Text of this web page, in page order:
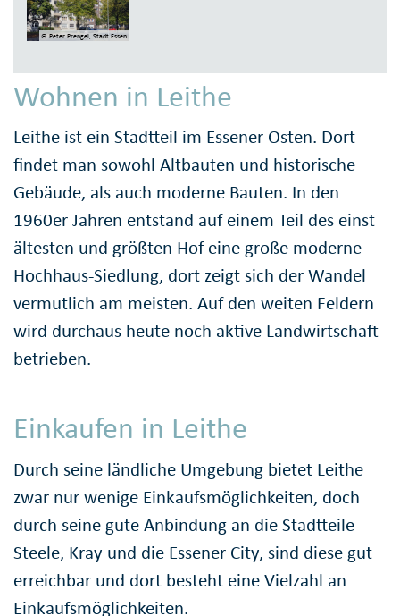
© Peter Prengel, Stadt Essen
Wohnen in Leithe
Leithe ist ein Stadtteil im Essener Osten. Dort
findet man sowohl Altbauten und historische
Gebäude, als auch moderne Bauten. In den
1960er Jahren entstand auf einem Teil des einst
ältesten und größten Hof eine große moderne
Hochhaus-Siedlung, dort zeigt sich der Wandel
vermutlich am meisten. Auf den weiten Feldern
wird durchaus heute noch aktive Landwirtschaft
betrieben.
Einkaufen in Leithe
Durch seine ländliche Umgebung bietet Leithe
zwar nur wenige Einkaufsmöglichkeiten, doch
durch seine gute Anbindung an die Stadtteile
Steele, Kray und die Essener City, sind diese gut
erreichbar und dort besteht eine Vielzahl an
Einkaufsmöglichkeiten.